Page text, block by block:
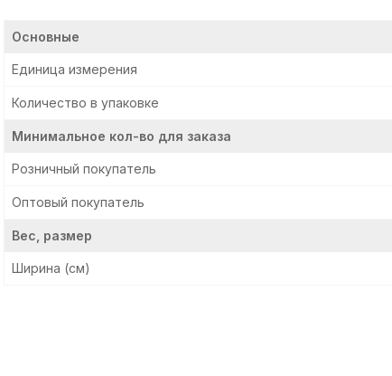
Основные
Единица измерения
Количество в упаковке
Минимальное кол-во для заказа
Розничный покупатель
Оптовый покупатель
Вес, размер
Ширина (см)